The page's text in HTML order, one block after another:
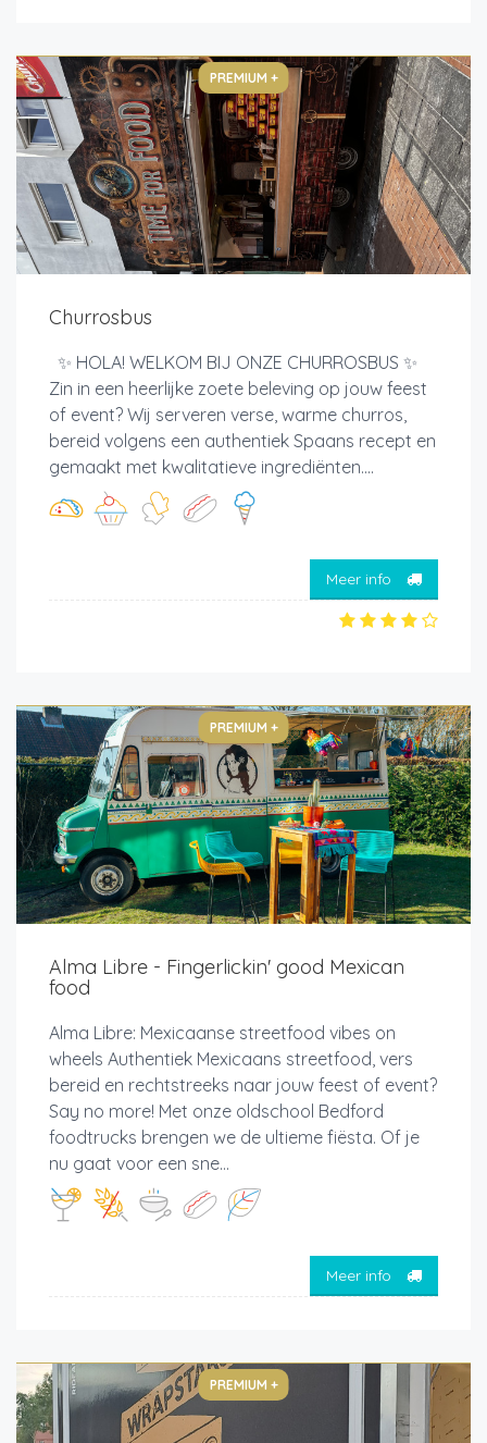
PREMIUM +
Churrosbus
✨ HOLA! WELKOM BIJ ONZE CHURROSBUS ✨
Zin in een heerlijke zoete beleving op jouw feest
of event? Wij serveren verse, warme churros,
bereid volgens een authentiek Spaans recept en
gemaakt met kwalitatieve ingrediënten....
Meer info
PREMIUM +
Alma Libre - Fingerlickin' good Mexican
food
Alma Libre: Mexicaanse streetfood vibes on
wheels Authentiek Mexicaans streetfood, vers
bereid en rechtstreeks naar jouw feest of event?
Say no more! Met onze oldschool Bedford
foodtrucks brengen we de ultieme fiësta. Of je
nu gaat voor een sne...
Meer info
PREMIUM +